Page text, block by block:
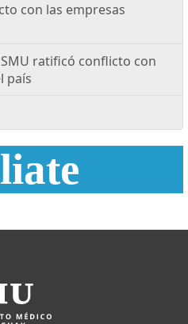
con las empresas
ratificó conflicto con
país